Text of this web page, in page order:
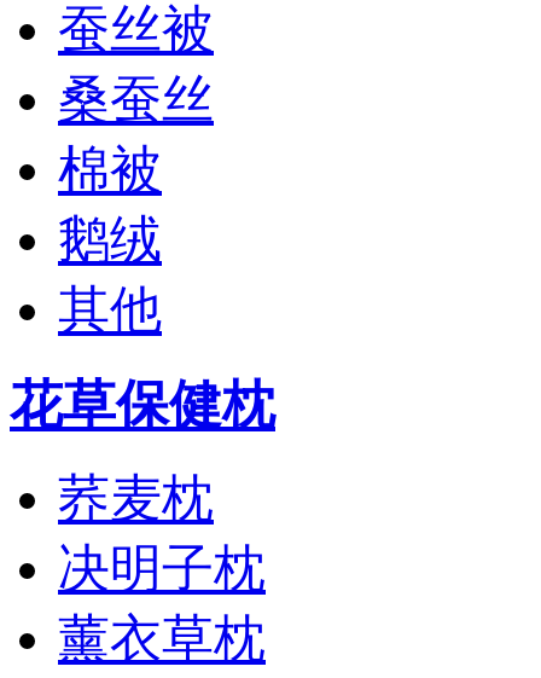
蚕丝被
桑蚕丝
棉被
鹅绒
其他
花草保健枕
荞麦枕
决明子枕
薰衣草枕